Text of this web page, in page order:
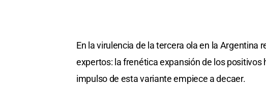
En la virulencia de la tercera ola en la Argentina
expertos: la frenética expansión de los positivos
impulso de esta variante empiece a decaer.